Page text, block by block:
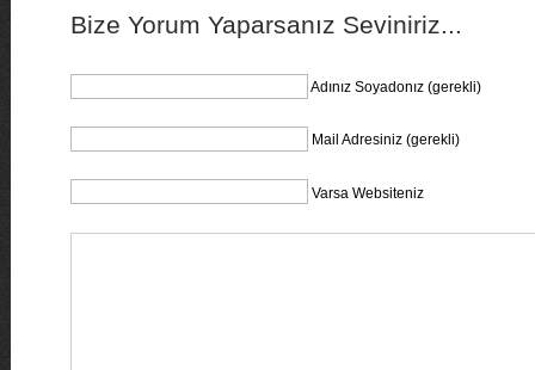
Bize Yorum Yaparsanız Seviniriz...
Adınız Soyadonız (gerekli)
Mail Adresiniz (gerekli)
Varsa Websiteniz